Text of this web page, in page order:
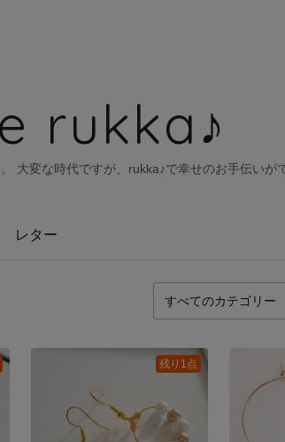
rukka♪
大変な時代ですが、rukka♪で幸せのお手伝いが
レター
残り1点